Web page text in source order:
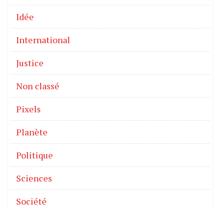
Idée
International
Justice
Non classé
Pixels
Planète
Politique
Sciences
Société